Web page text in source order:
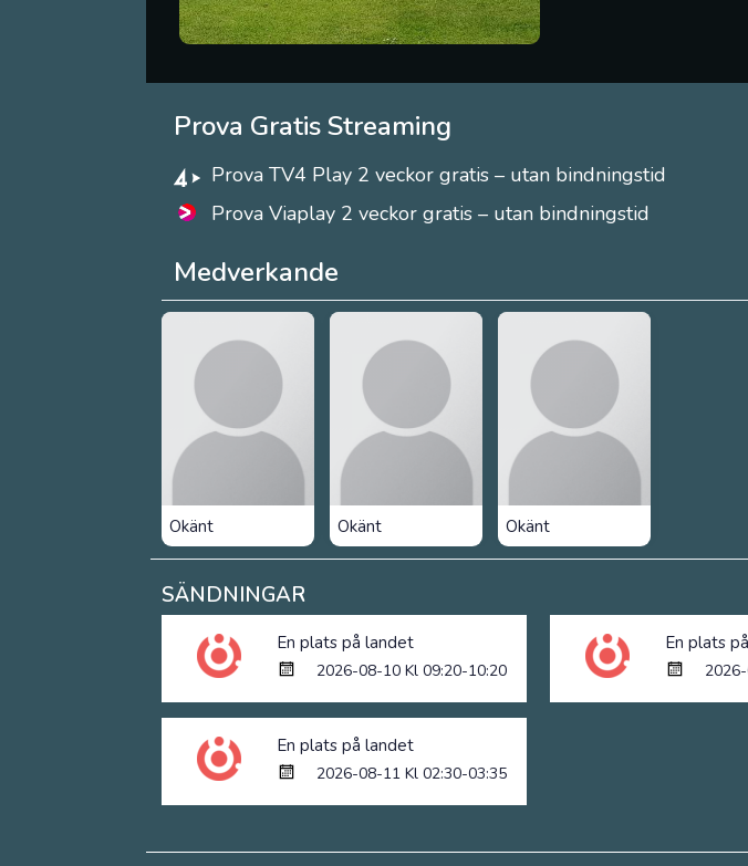
Prova Gratis Streaming
Prova TV4 Play 2 veckor gratis – utan bindningstid
Prova Viaplay 2 veckor gratis – utan bindningstid
Medverkande
Okänt Okänt Okänt
SÄNDNINGAR
En plats på landet
2026-08-10 Kl 09:20-10:20
En plats
En plats på landet
2026-08-11 Kl 02:30-03:35